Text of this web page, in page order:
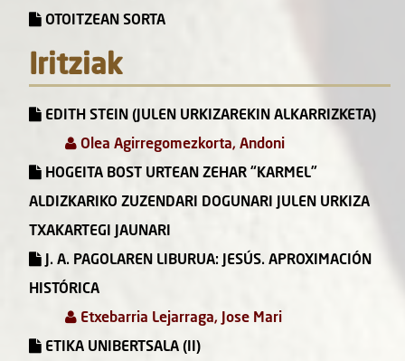
OTOITZEAN SORTA
Iritziak
EDITH STEIN (JULEN URKIZAREKIN ALKARRIZKETA)
Olea Agirregomezkorta, Andoni
HOGEITA BOST URTEAN ZEHAR “KARMEL”
ALDIZKARIKO ZUZENDARI DOGUNARI JULEN URKIZA
TXAKARTEGI JAUNARI
J. A. PAGOLAREN LIBURUA: JESÚS. APROXIMACIÓN
HISTÓRICA
Etxebarria Lejarraga, Jose Mari
ETIKA UNIBERTSALA (II)